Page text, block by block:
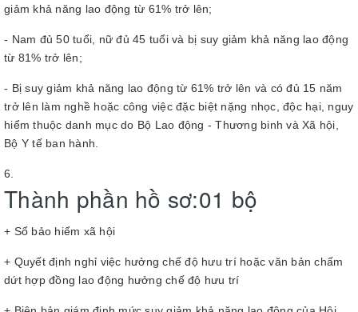
giảm khả năng lao động từ 61% trở lên;
- Nam đủ 50 tuổi, nữ đủ 45 tuổi và bị suy giảm khả năng lao động
từ 81% trở lên;
- Bị suy giảm khả năng lao động từ 61% trở lên và có đủ 15 năm
trở lên làm nghề hoặc công việc đặc biệt nặng nhọc, độc hại, nguy
hiểm thuộc danh mục do Bộ Lao động - Thương binh và Xã hội,
Bộ Y tế ban hành.
Thành phần hồ sơ:01 bộ
+ Sổ bảo hiểm xã hội
+ Quyết định nghỉ việc hưởng chế độ hưu trí hoặc văn bản chấm
dứt hợp đồng lao động hưởng chế độ hưu trí